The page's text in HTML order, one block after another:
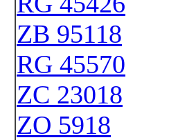
ZB 95118
RG 45570
ZC 23018
ZO 5918